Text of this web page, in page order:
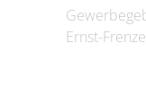
Ernst-